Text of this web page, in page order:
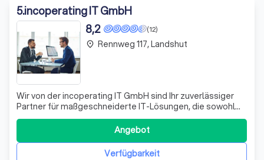
5.incoperating IT GmbH
(12)
8,2
Wir von der incoperating IT GmbH sind Ihr zuverlässiger
Partner für maßgeschneiderte IT-Lösungen, die sowohl
kleine als auch große Unternehmen in verschiedenen
Branchen unterstützen. Unsere erfahrenen IT-
Spezialisten kümmern sich um Ihre gesamte IT-
Infrastruktur – sei es remote oder vor Ort. Wir gew
Verfügbarkeit
Angebot
place Rennweg 117, Landshut